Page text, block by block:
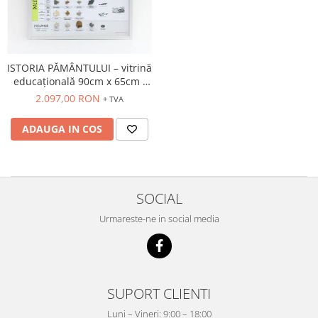
Videoproiectoare si Accesorii
Videoproiectoare
Suporti
Videoconferinta si Colaborare
Camere Videoconferinta
Boxe si Soundbar
Ochelari VR-3D
Display-uri Interactive
ISTORIA PĂMÂNTULUI – vitrină
educațională 90cm x 65cm -
fosile
2.097,00 RON + TVA
ADAUGA IN COS
SOCIAL
Urmareste-ne in social media
SUPORT CLIENTI
Luni – Vineri: 9:00 – 18:00